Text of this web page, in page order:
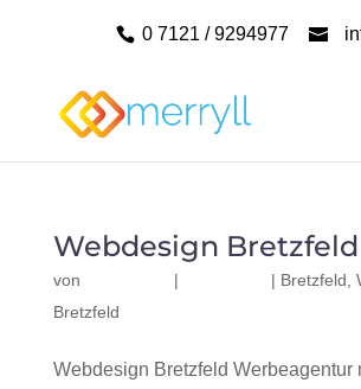
0 7121 / 9294977
Webdesign Bretzfeld
von | | Bretzfeld
Bretzfeld
Webdesign Bretzfeld Werbeagentur